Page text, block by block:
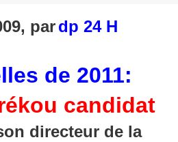
pardp 24 H
de 2011:
candidat
directeur de la